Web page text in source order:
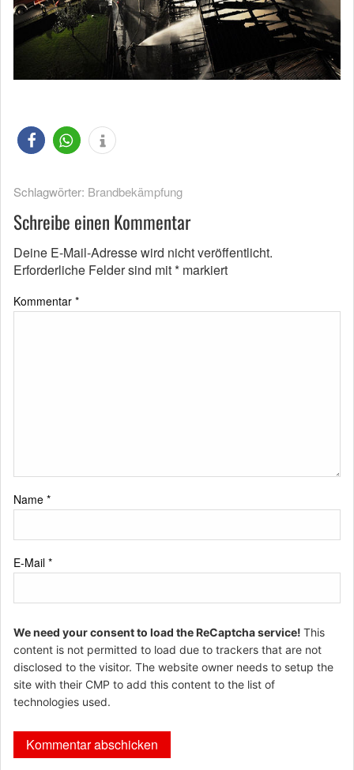
Schlagwörter: Brandbekämpfung
Schreibe einen Kommentar
Deine E-Mail-Adresse wird nicht veröffentlicht.
Erforderliche Felder sind mit* markiert
Kommentar *
Name *
E-Mail *
We need your consent to load the ReCaptcha service! This
content is not permitted to load due to trackers that are not
disclosed to the visitor. The website owner needs to setup the
site with their CMP to add this content to the list of
technologies used.